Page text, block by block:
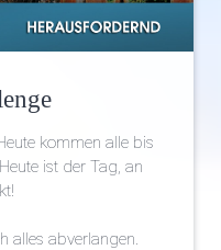
kommen alle bis
ist der Tag, an
alles abverlangen.